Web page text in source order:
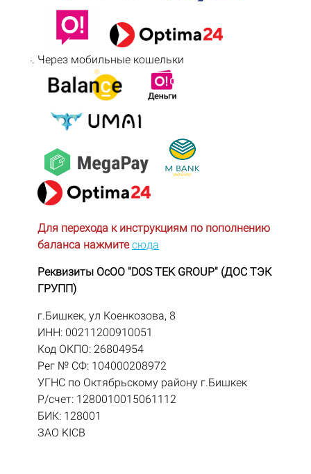
Через мобильные кошельки
Для перехода к инструкциям по пополнению
баланса нажмите сюда
Реквизиты ОсОО "DOS TEK GROUP" (ДОС ТЭК
ГРУПП)
г.Бишкек, ул Коенкозова, 8
ИНН: 00211200910051
Код ОКПО: 26804954
Рег № СФ: 104000208972
УГНС по Октябрьскому району г.Бишкек
Р/счет: 1280010015061112
БИК: 128001
ЗАО KICB